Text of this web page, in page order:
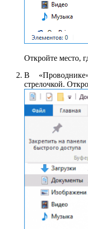
Откройте место,
В
стрелочкой.